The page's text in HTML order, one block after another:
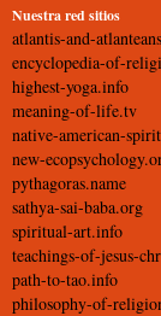
Nuestra red sitios
atlantis-and-
encyclopedia-of-
highest-yoga.info
meaning-of-life.tv
native-american-
new-
pythagoras.name
sathya-sai-baba.org
spiritual-art.info
teachings-of-jesus-
path-to-tao.info
philosophy-of-